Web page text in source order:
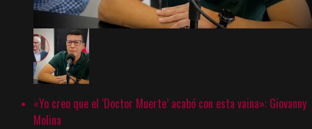
«Yo creo que el ‘Doctor Muerte’ acabó con esta vaina»: Giovanny
Molina